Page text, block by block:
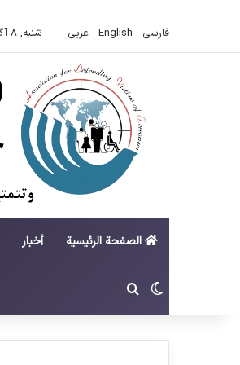
فارسی English عربي شنبه, 8 آگوست 2026
الصفحة الرئيسية أخبار
تغییر پوسته
جستجو برای